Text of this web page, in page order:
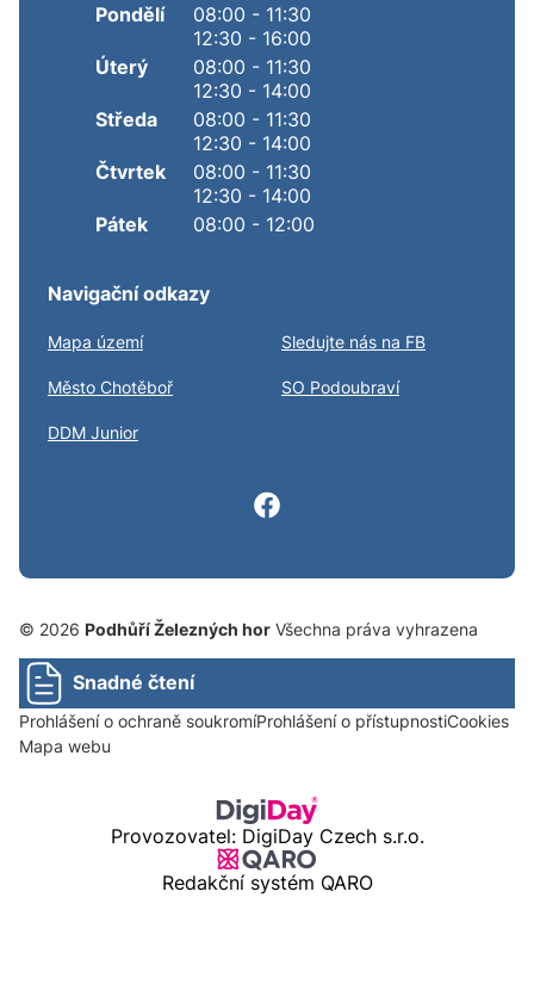
Pondělí
08:00 - 11:30
12:30 - 16:00
Úterý
08:00 - 11:30
12:30 - 14:00
Středa
08:00 - 11:30
12:30 - 14:00
Čtvrtek
08:00 - 11:30
12:30 - 14:00
Pátek
08:00 - 12:00
Navigační odkazy
Mapa území Sledujte nás na FB
Město Chotěboř SO Podoubraví
DDM Junior
© 2026 Podhůří Železných hor Všechna práva vyhrazena
Snadné čtení
Prohlášení o ochraně soukromíProhlášení o přístupnostiCookies
Mapa webu
Provozovatel: DigiDay Czech s.r.o.
Redakční systém QARO